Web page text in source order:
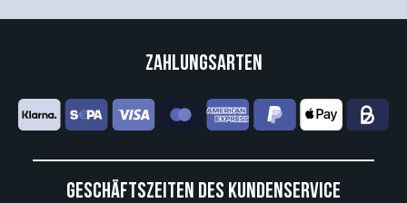
Geschäftszeiten des Kundenservice
Zahlungsarten